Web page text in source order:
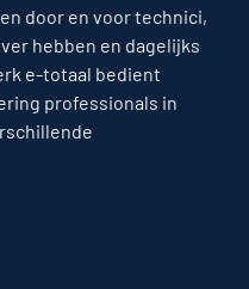
door en voor technici,
hebben en dagelijks
e-totaal bedient
professionals in